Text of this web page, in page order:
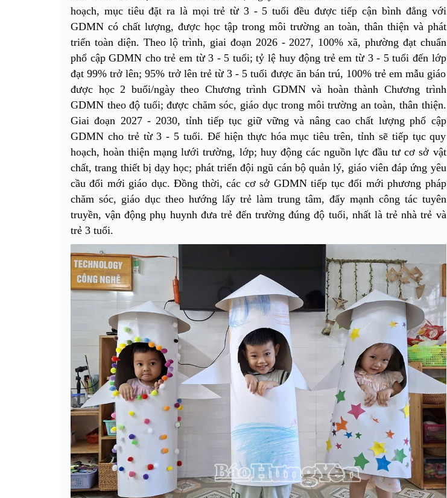
hoạch, mục tiêu đặt ra là mọi trẻ từ 3 - 5 tuổi đều được tiếp cận bình đẳng với
GDMN có chất lượng, được học tập trong môi trường an toàn, thân thiện và phát
triển toàn diện. Theo lộ trình, giai đoạn 2026 - 2027, 100% xã, phường đạt chuẩn
phổ cập GDMN cho trẻ em từ 3 - 5 tuổi; tỷ lệ huy động trẻ em từ 3 - 5 tuổi đến lớp
đạt 99% trở lên; 95% trở lên trẻ từ 3 - 5 tuổi được ăn bán trú, 100% trẻ em mẫu giáo
được học 2 buổi/ngày theo Chương trình GDMN và hoàn thành Chương trình
GDMN theo độ tuổi; được chăm sóc, giáo dục trong môi trường an toàn, thân thiện.
Giai đoạn 2027 - 2030, tỉnh tiếp tục giữ vững và nâng cao chất lượng phổ cập
GDMN cho trẻ từ 3 - 5 tuổi. Để hiện thực hóa mục tiêu trên, tỉnh sẽ tiếp tục quy
hoạch, hoàn thiện mạng lưới trường, lớp; huy động các nguồn lực đầu tư cơ sở vật
chất, trang thiết bị dạy học; phát triển đội ngũ cán bộ quản lý, giáo viên đáp ứng yêu
cầu đổi mới giáo dục. Đồng thời, các cơ sở GDMN tiếp tục đổi mới phương pháp
chăm sóc, giáo dục theo hướng lấy trẻ làm trung tâm, đẩy mạnh công tác tuyên
truyền, vận động phụ huynh đưa trẻ đến trường đúng độ tuổi, nhất là trẻ nhà trẻ và
trẻ 3 tuổi.